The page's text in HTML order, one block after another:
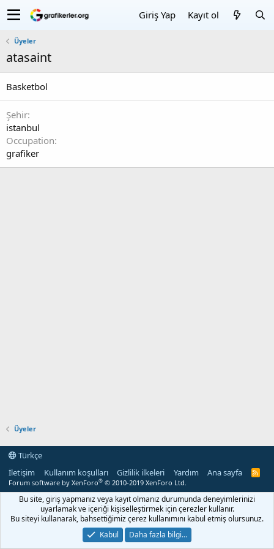
Giriş Yap Kayıt ol
Üyeler
atasaint
Basketbol
Şehir
istanbul
Occupation
grafiker
Üyeler
Türkçe
İletişim
Kullanım koşulları Gizlilik ilkeleri Yardım Ana sayfa
R
Forum software by XenForo® © 2010-2019 XenForo Ltd.
Bu site, giriş yapmanız veya kayıt olmanız durumunda deneyimlerinizi
uyarlamak ve içeriği kişiselleştirmek için çerezler kullanır.
Bu siteyi kullanarak, bahsettiğimiz çerez kullanımını kabul etmiş olursunuz.
Kabul
Daha fazla bilgi…